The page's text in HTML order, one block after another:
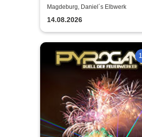
TWO VOICES OF
Magdeburg, Daniel´s Elbwerk
14.08.2026